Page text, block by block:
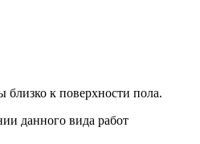
близко к поверхности пола.
данного вида работ